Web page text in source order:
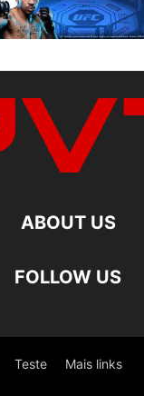
ABOUT US
FOLLOW US
Teste Mais links